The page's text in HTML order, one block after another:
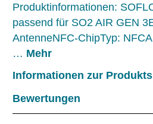
Produktinformationen:
passend für SO2 AIR GEN
AntenneNFC-ChipTyp:
… Mehr
Informationen zur
Bewertungen